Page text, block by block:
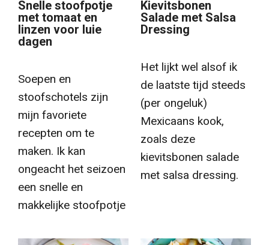
Snelle stoofpotje
met tomaat en
linzen voor luie
dagen
Soepen en
stoofschotels zijn
mijn favoriete
recepten om te
maken. Ik kan
ongeacht het seizoen
een snelle en
makkelijke stoofpotje
Kievitsbonen
Salade met Salsa
Dressing
Het lijkt wel alsof ik
de laatste tijd steeds
(per ongeluk)
Mexicaans kook,
zoals deze
kievitsbonen salade
met salsa dressing.